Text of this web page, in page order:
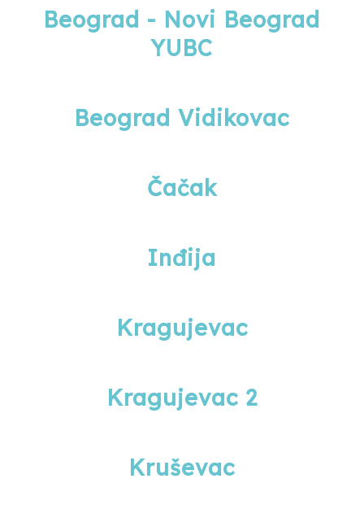
Beograd - Novi Beograd
YUBC
Beograd Vidikovac
Čačak
Inđija
Kragujevac
Kragujevac 2
Kruševac